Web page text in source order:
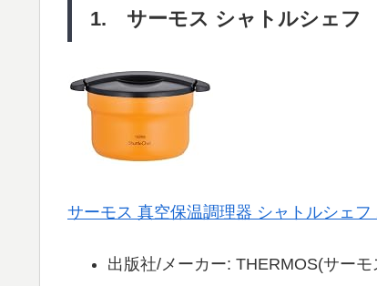
1. サーモス シャトルシェフ
サーモス 真空保温調理器 シャトルシェ
出版社/メーカー: THERMOS(サーモ